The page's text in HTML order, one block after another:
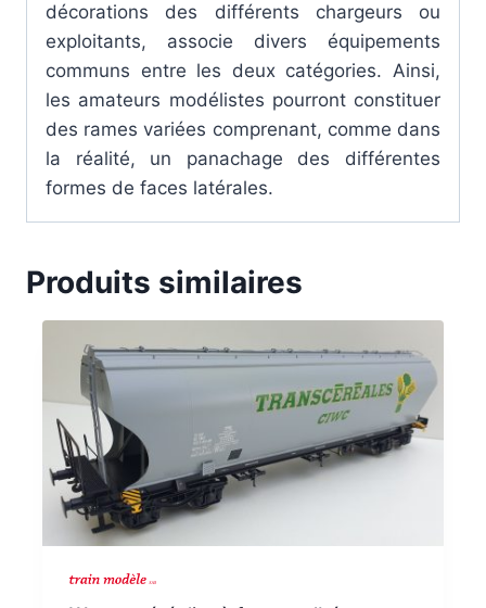
décorations des différents chargeurs ou
exploitants, associe divers équipements
communs entre les deux catégories. Ainsi,
les amateurs modélistes pourront constituer
des rames variées comprenant, comme dans
la réalité, un panachage des différentes
formes de faces latérales.
Produits similaires